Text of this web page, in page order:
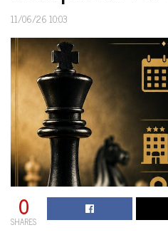
11/06/26 10:03
0
SHARES